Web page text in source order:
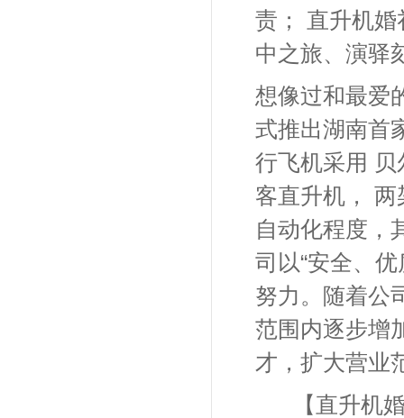
责；
直升机婚
中之旅、演
想像过和最爱
式推出湖南首
行飞机采用 贝
客直升机，
自动化程度，
司以“安全、
努力。随着公
范围内逐步增
才，扩大营业
【直升机